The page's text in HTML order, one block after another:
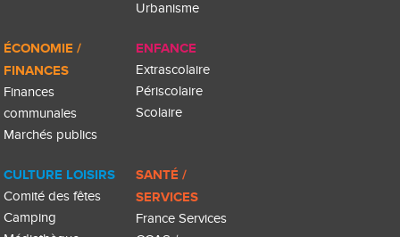
Urbanisme
ÉCONOMIE /
FINANCES
Finances
communales
Marchés publics
ENFANCE
Extrascolaire
Périscolaire
Scolaire
CULTURE LOISIRS
Comité des fêtes
Camping
SANTÉ /
SERVICES
France Services